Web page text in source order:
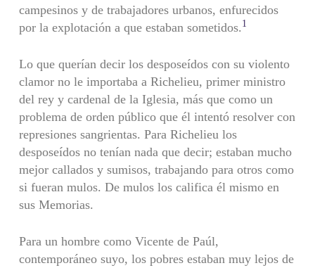
campesinos y de trabajadores urbanos, enfurecidos
por la explotación a que estaban sometidos. 1
Lo que querían decir los desposeídos con su violento
clamor no le importaba a Richelieu, primer ministro
del rey y cardenal de la Iglesia, más que como un
problema de orden público que él intentó resolver con
represiones sangrientas. Para Richelieu los
desposeídos no tenían nada que decir; estaban mucho
mejor callados y sumisos, trabajando para otros como
si fueran mulos. De mulos los califica él mismo en
sus Memorias.
Para un hombre como Vicente de Paúl,
contemporáneo suyo, los pobres estaban muy lejos de